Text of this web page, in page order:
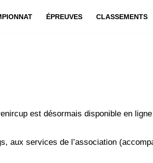
ÉPREUVES CLASSEMENTS
est désormais disponible en
aux services de l’association